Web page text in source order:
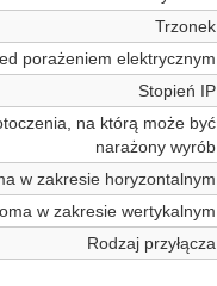
Trzonek
porażeniem elektrycznym
Stopień IP
na którą może być
narażony wyrób
w zakresie horyzontalnym
w zakresie wertykalnym
Rodzaj przyłącza